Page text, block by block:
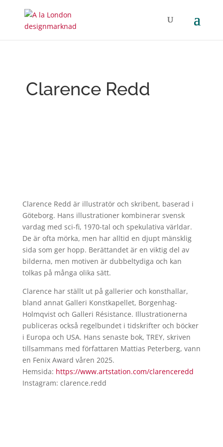
Clarence Redd
Clarence Redd är illustratör och skribent, baserad i
Göteborg. Hans illustrationer kombinerar svensk
vardag med sci-fi, 1970-tal och spekulativa världar.
De är ofta mörka, men har alltid en djupt mänsklig
sida som ger hopp. Berättandet är en viktig del av
bilderna, men motiven är dubbeltydiga och kan
tolkas på många olika sätt.
Clarence har ställt ut på gallerier och konsthallar,
bland annat Galleri Konstkapellet, Borgenhag-
Holmqvist och Galleri Résistance. Illustrationerna
publiceras också regelbundet i tidskrifter och böcker
i Europa och USA. Hans senaste bok, TREY, skriven
tillsammans med författaren Mattias Peterberg, vann
en Fenix Award våren 2025.
Hemsida: https://www.artstation.com/clarenceredd
Instagram: clarence.redd